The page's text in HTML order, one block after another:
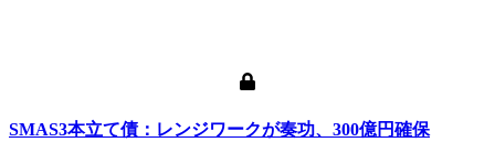
SMAS3本立て債：レンジワークが奏功、300億円確保